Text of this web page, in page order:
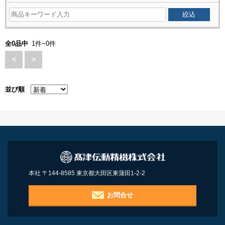
全0品中 1件−0件
< >
並び順
本社 〒144-8585 東京都大田区東蒲田1-2-2
お問合せ